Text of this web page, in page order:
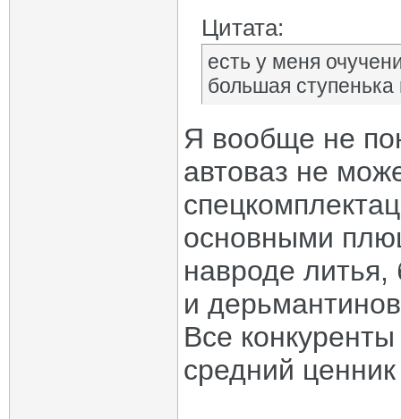
Цитата:
есть у меня
большая
Я вообще не
автоваз не
основными
навроде литья,
и
Все
средний